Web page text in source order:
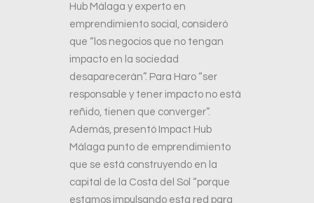
Hub Málaga y experto en
emprendimiento social, consideró
que “los negocios que no tengan
impacto en la sociedad
desaparecerán”. Para Haro “ser
responsable y tener impacto no está
reñido, tienen que converger”.
Además, presentó Impact Hub
Málaga punto de emprendimiento
que se está construyendo en la
capital de la Costa del Sol “porque
estamos impulsando esta red para